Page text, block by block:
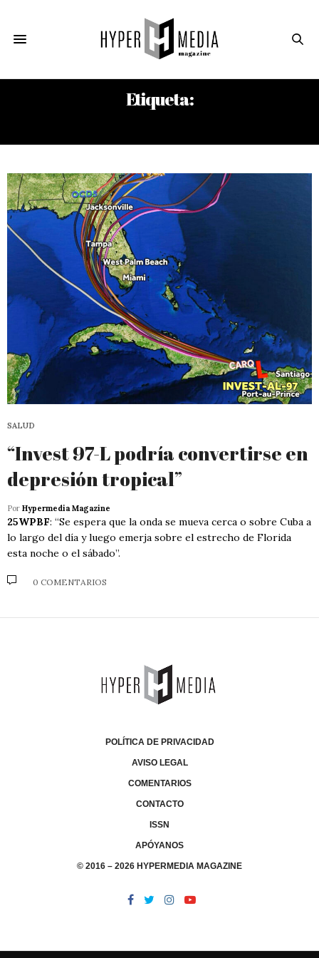
Etiqueta:
SALUD
“Invest 97-L podría convertirse en
depresión tropical”
Por Hypermedia Magazine
25WPBF: “Se espera que la onda se mueva cerca o sobre Cuba a
lo largo del día y luego emerja sobre el estrecho de Florida
esta noche o el sábado”.
0 COMENTARIOS
POLÍTICA DE PRIVACIDAD
AVISO LEGAL
COMENTARIOS
CONTACTO
ISSN
APÓYANOS
© 2016 – 2026 HYPERMEDIA MAGAZINE